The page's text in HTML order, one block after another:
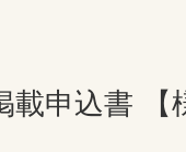
載申込書 【